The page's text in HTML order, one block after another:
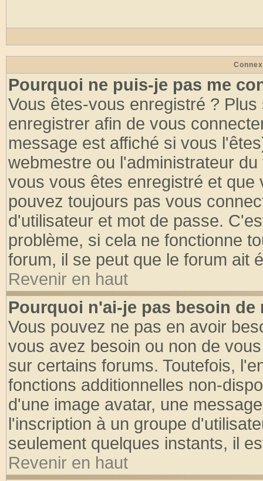
Pourquoi ne puis-je pas me
Vous êtes-vous enregistré ?
enregistrer afin de vous
message est affiché si vous
webmestre ou l'administrateur
vous vous êtes enregistré et
pouvez toujours pas vous
d'utilisateur et mot de passe.
problème, si cela ne fonctionne
forum, il se peut que le forum ait
Revenir en haut
Pourquoi n'ai-je pas besoin de
Vous pouvez ne pas en avoir
vous avez besoin ou non de
sur certains forums. Toutefois,
fonctions additionnelles non-
d'une image avatar, une
l'inscription à un groupe
seulement quelques instants, il
Revenir en haut